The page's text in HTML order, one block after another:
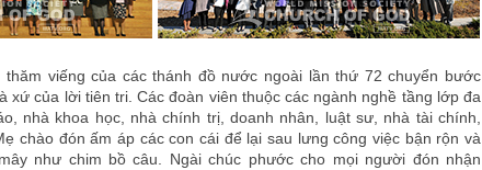
viếng của các thánh đồ nước ngoài lần thứ 72 chuyển bước
xứ của lời tiên tri. Các đoàn viên thuộc các ngành nghề tầng lớp đa
nhà khoa học, nhà chính trị, doanh nhân, luật sư, nhà tài chính,
chào đón ấm áp các con cái để lại sau lưng công việc bận rộn và
như chim bồ câu. Ngài chúc phước cho mọi người đón nhận